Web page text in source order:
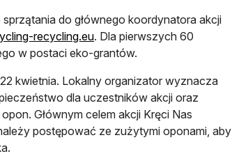
do głównego koordynatora akcji
recycling.euotwiera się w nowej karcie
. Dla pierwszych 60
w postaci eko-grantów.
kwietnia. Lokalny organizator wyznacza
dla uczestników akcji oraz
Głównym celem akcji Kręci Nas
postępować ze zużytymi oponami, aby